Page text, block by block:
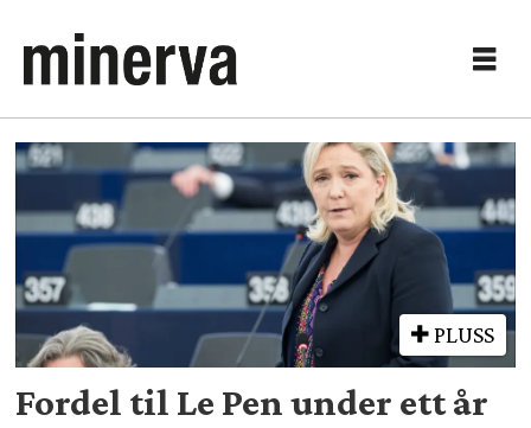
Tag:
frankrike
PLUSS
Fordel til Le Pen under ett år